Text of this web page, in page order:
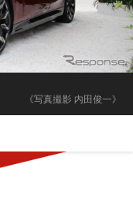
《写真撮影 内田俊一》